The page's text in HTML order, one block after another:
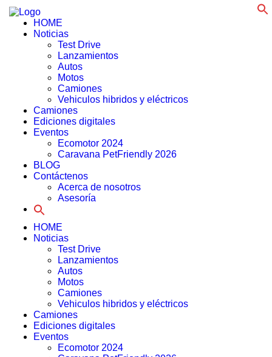
HOME
Noticias
Test Drive
Lanzamientos
Autos
Motos
Camiones
Vehiculos hibridos y eléctricos
Camiones
Ediciones digitales
Eventos
Ecomotor 2024
Caravana PetFriendly 2026
BLOG
Contáctenos
Acerca de nosotros
Asesoría
Search
HOME
Noticias
Test Drive
Lanzamientos
Autos
Motos
Camiones
Vehiculos hibridos y eléctricos
Camiones
Ediciones digitales
Eventos
Ecomotor 2024